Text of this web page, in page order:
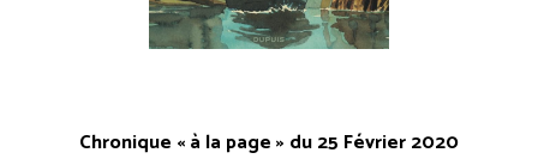
Chronique « à la page » du 25 Février 2020